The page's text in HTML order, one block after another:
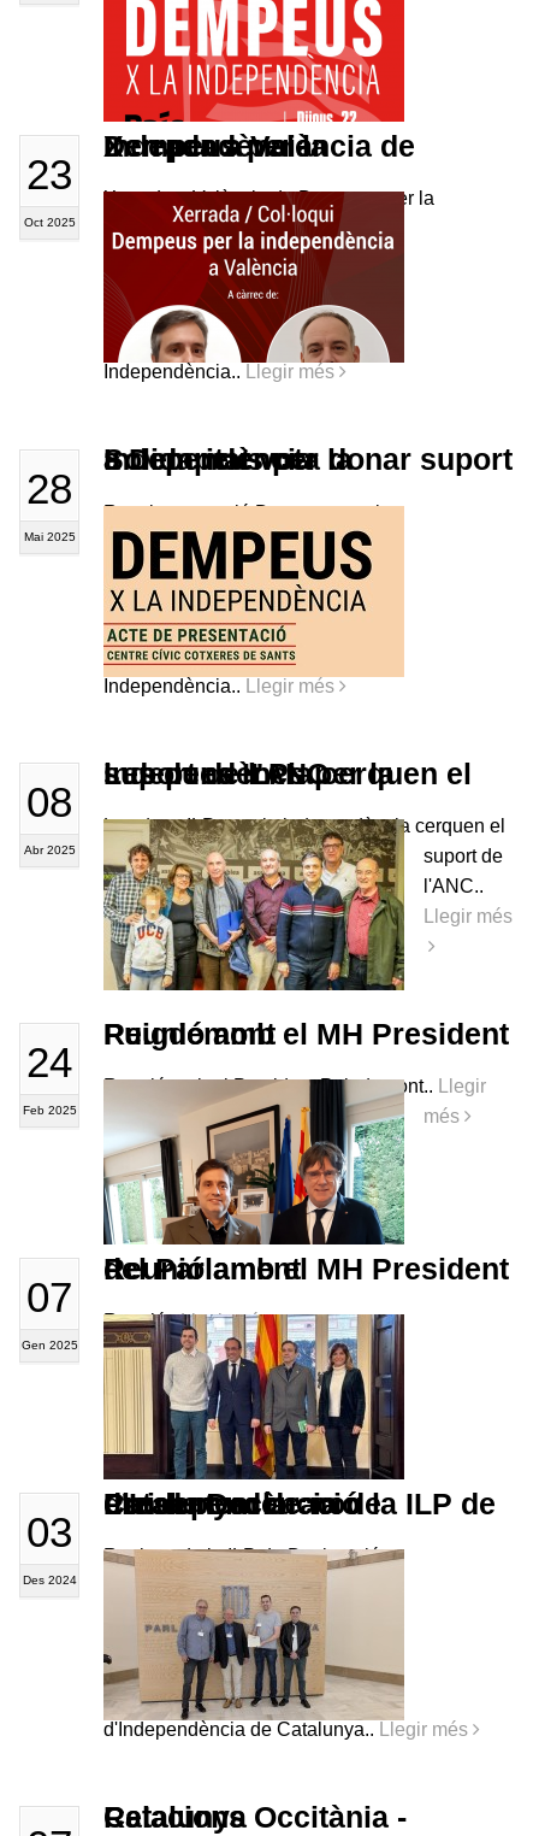
23
Oct 2025
Xerrada a València de Dempeus per la Independència
Xerrada a València de Dempeus per la
Independència.. Llegir més
28
Mai 2025
Solidaritat vota donar suport a Dempeus per la Independència
Resultats votació Dempeus per la
Independència.. Llegir més
08
Abr 2025
Les dues ILPs per la independència cerquen el suport de l'ANC
Les dues ILPs per la independència cerquen el
suport de
l'ANC..
Llegir més
24
Feb 2025
Reunió amb el MH President Puigdemont
Reunió amb el President Puigdemont..
Llegir
més
07
Gen 2025
Reunió amb el MH President del Parlament
Reunió..Llegir més
03
Des 2024
Presentem de nou la ILP de Llei de Declaració d'Independència de Catalunya
Registre de la ILP de Declaració
d'Independència de Catalunya.. Llegir més
Relacions Occitània - Catalunya